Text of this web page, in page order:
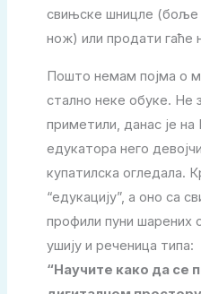
свињске шницле (боље
нож) или продати гаће
Пошто немам појма о
стално неке обуке. Не
приметили, данас је
едукатора него
купатилска огледала.
“едукацију”, а оно са
профили пуни шарених
ушију и реченица типа:
“Научите како да се